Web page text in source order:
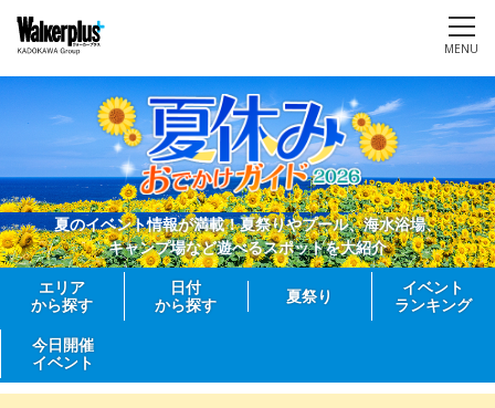
MENU
夏のイベント情報が満載！夏祭りやプール、海水浴場、
キャンプ場など遊べるスポットを大紹介
エリア
から探す
日付
から探す
夏祭り
イベント
ランキング
今日開催
イベント